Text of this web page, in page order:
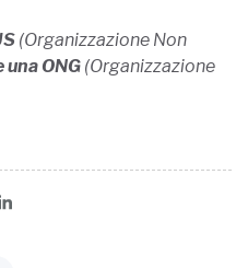
(Organizzazione Non
una ONG (Organizzazione